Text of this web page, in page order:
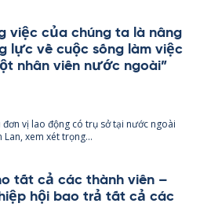
việc của chúng ta là nâng
lực về cuộc sống làm việc
nhân viên nước ngoài”
vị lao động có trụ sở tại nước ngoài
xem xét trọng...
tất cả các thành viên –
hội bao trả tất cả các